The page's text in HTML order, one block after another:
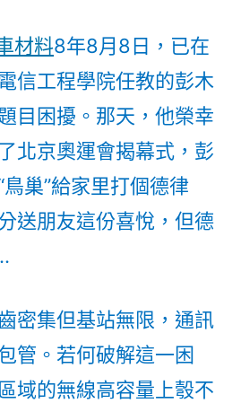
蒼
完
成
通
順
OSDER
奧
車
料
互
材料8年8月8日，已在
信工程學院任教的彭木
目困擾。那天，他榮幸
北京奧運會揭幕式，彭
巢”給家里打個德律
送朋友這份喜悅，但德
密集但基站無限，通訊
管。若何破解這一困
域的無線高容量上彀不